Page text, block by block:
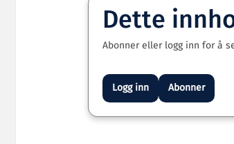
Dette
Abonner eller logg inn for å
Logg inn Abonner